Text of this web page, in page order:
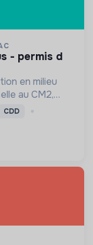
en milieu
au CM2,
soutien pour
CDD